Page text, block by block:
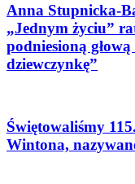
Anna Stupnicka-
„Jednym życiu”
podniesioną
dziewczynkę”
Świętowaliśmy
Wintona,